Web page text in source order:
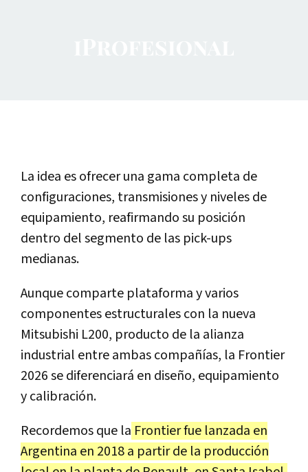
La idea es ofrecer una gama completa de
configuraciones, transmisiones y niveles de
equipamiento, reafirmando su posición
dentro del segmento de las pick-ups
medianas.
Aunque comparte plataforma y varios
componentes estructurales con la nueva
Mitsubishi L200, producto de la alianza
industrial entre ambas compañías, la Frontier
2026 se diferenciará en diseño, equipamiento
y calibración.
Recordemos que la Frontier fue lanzada en
Argentina en 2018 a partir de la producción